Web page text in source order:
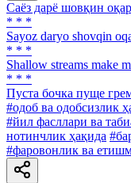
Саёз дарё шовқин
* * *
Sayoz daryo shovqin
* * *
Shallow streams make
* * *
Пуста бочка пуще
#одоб ва одобсизлик
#йил фасллари ва
нотинчлик ҳақида
#фаровонлик ва